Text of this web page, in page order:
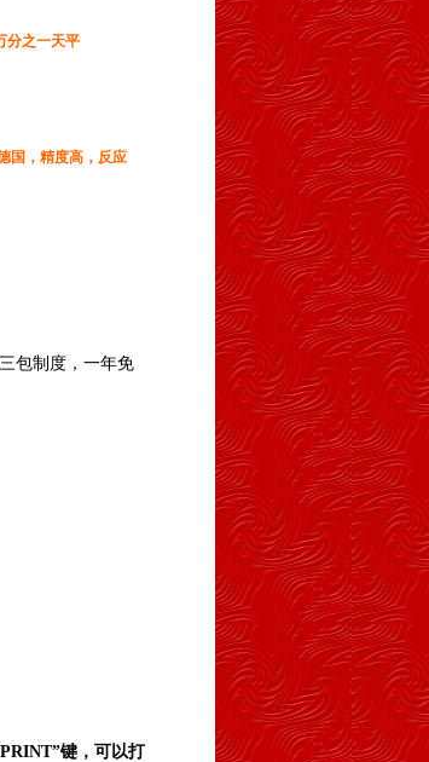
分之一天平
国，精度高，反应
包制度，一年免
键，可以打